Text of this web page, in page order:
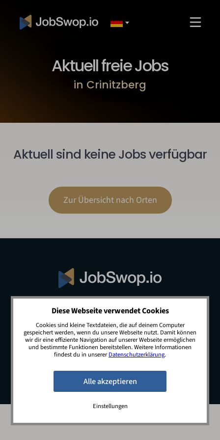
Aktuell freie Jobs
in Crinitzberg
Aktuell sind keine Jobs verfügbar
Zur Übersicht nach Orten
© 2026 JobSwop.io · All rights reserved.
Blog Jobs Newsletter
Kontakt
Preise
Impressum Datenschutz
Diese Webseite verwendet Cookies
Cookies sind kleine Textdateien, die auf deinem Computer
gespeichert werden, wenn du unsere Webseite nutzt. Damit können
wir dir eine effiziente Navigation auf unserer Webseite ermöglichen
und bestimmte Funktionen bereitstellen. Weitere Informationen
findest du in unsererDatenschutzerklärung.
Einstellungen